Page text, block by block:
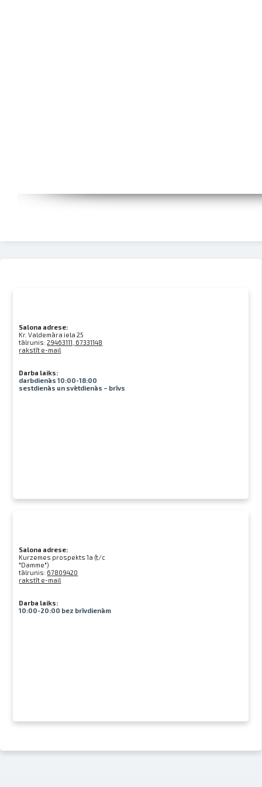
Salona adrese:
Kr. Valdemāra iela 25
tālrunis:29463111, 67331148
rakstīt e-mail
Darba laiks:
darbdienās 10:00-18:00
sestdienās un svētdienās – brīvs
Salona adrese:
Kurzemes prospekts 1a (t/c
"Damme")
tālrunis: 67809420
rakstīt e-mail
Darba laiks:
10:00-20:00 bez brīvdienām